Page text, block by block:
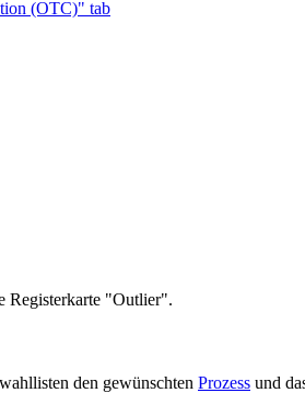
(OTC)" tab
Registerkarte "Outlier".
den gewünschten Prozess und